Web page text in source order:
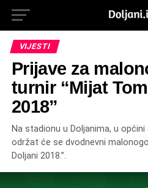
VIJESTI
Prijave za
turnir “Mijat
2018”
Na stadionu u Doljanima, u općini
održat će se dvodnevni
Doljani 2018.”.